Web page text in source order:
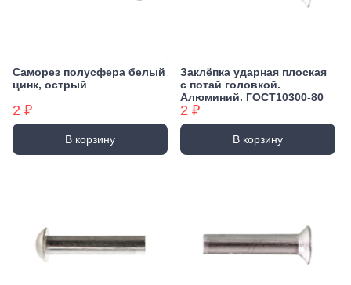
Саморез полусфера белый
цинк, острый
2 ₽
В корзину
Заклёпка ударная плоская
с потай головкой.
Алюминий. ГОСТ10300-80
2 ₽
В корзину